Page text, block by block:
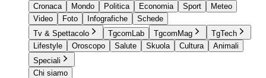
Cronaca
Mondo Politica Economia Sport
Meteo
Video
Foto Infografiche
Schede
Tv & Spettacolo
TgcomLab TgcomMag
TgTech
Lifestyle
Oroscopo Salute Skuola Cultura
Animali
Speciali
Chi siamo